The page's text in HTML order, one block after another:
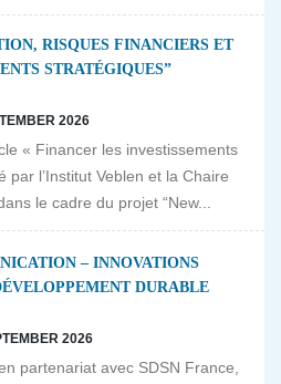
RISQUES FINANCIERS ET
STRATÉGIQUES”
2026
« Financer les investissements
par l’Institut Veblen et la Chaire
le cadre du projet “New...
– INNOVATIONS
DURABLE
2026
partenariat avec SDSN France,